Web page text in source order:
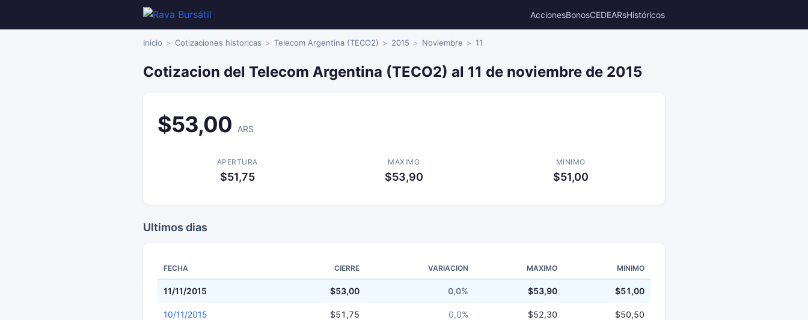
AccionesBonosCEDEARsHistóricos
Inicio Cotizaciones historicas Telecom Argentina (TECO2) 2015 Noviembre 11
Cotizacion del Telecom Argentina (TECO2) al 11 de noviembre de 2015
$53,00 ARS
APERTURA
$51,75
MAXIMO
$53,90
MINIMO
$51,00
Ultimos dias
FECHA CIERRE VARIACION MAXIMO MINIMO
11/11/2015 $53,00 0,0% $53,90 $51,00
10/11/2015 $51,75 0,0% $52,30 $50,50